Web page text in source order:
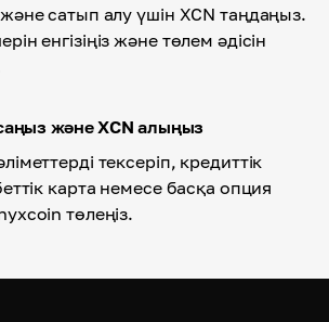
сатып алу үшін XCN таңдаңыз.
енгізіңіз және төлем әдісін
және XCN алыңыз
тексеріп, кредиттік
карта немесе басқа опция
төлеңіз.